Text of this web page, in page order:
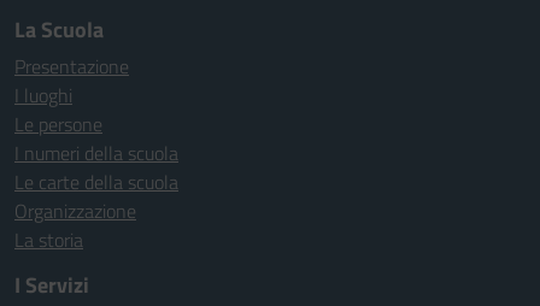
La Scuola
Presentazione
I luoghi
Le persone
I numeri della scuola
Le carte della scuola
Organizzazione
La storia
I Servizi